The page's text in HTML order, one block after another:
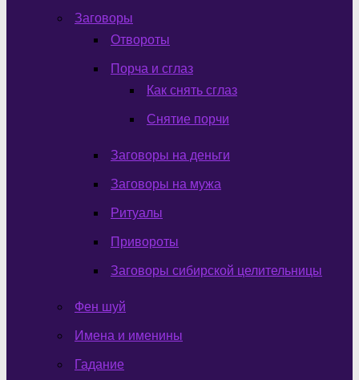
Заговоры
Отвороты
Порча и сглаз
Как снять сглаз
Снятие порчи
Заговоры на деньги
Заговоры на мужа
Ритуалы
Привороты
Заговоры сибирской целительницы
Фен шуй
Имена и именины
Гадание